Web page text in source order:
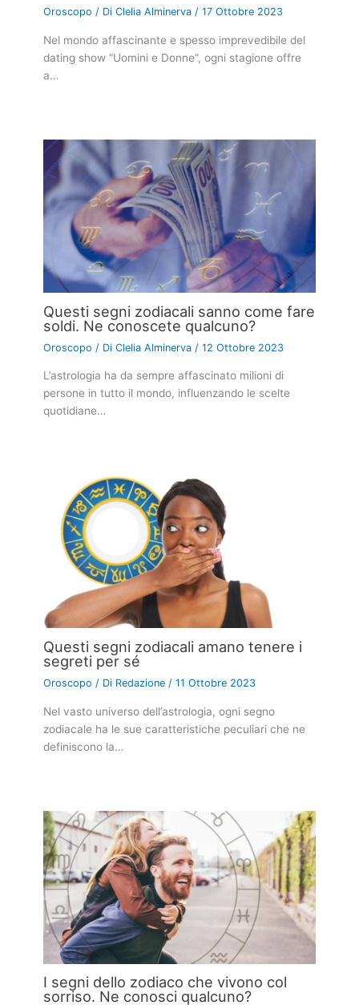
Oroscopo / DiClelia Alminerva/17 Ottobre 2023
Nel mondo affascinante e spesso imprevedibile del
dating show “Uomini e Donne”, ogni stagione offre
a…
Questi segni zodiacali sanno come fare
soldi. Ne conoscete qualcuno?
Oroscopo / DiClelia Alminerva /12 Ottobre 2023
L’astrologia ha da sempre affascinato milioni di
persone in tutto il mondo, influenzando le scelte
quotidiane…
Questi segni zodiacali amano tenere i
segreti per sé
Oroscopo / Di Redazione/11 Ottobre 2023
Nel vasto universo dell’astrologia, ogni segno
zodiacale ha le sue caratteristiche peculiari che ne
definiscono la…
I segni dello zodiaco che vivono col
sorriso. Ne conosci qualcuno?